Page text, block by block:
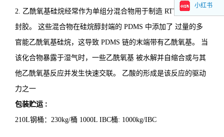
2. 乙酰氧基硅烷经常作为单组分混合物用于制造 RTV-1 硅酮密
封胶。 这些混合物在硅烷醇封端的 PDMS 中添加了 过量的多
官能乙酰氧基硅烷，这导致 PDMS 链的末端带有乙酰氧基。 当
该化合物暴露于湿气时，一些乙酰氧基 被水解并自缩合或与其
他乙酰氧基反应并发生快速交联。 乙酸的形成是该反应的驱动
力之一
包装贮运 :
210L钢桶：230kg/桶 1000L IBC桶: 1000kg/IBC
小红书